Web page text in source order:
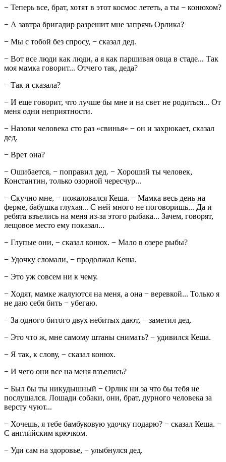
− Теперь все, брат, хотят в этот космос лететь, а ты − конюхом?
− А завтра бригадир разрешит мне запрячь Орлика?
− Мы с тобой без спросу, − сказал дед.
− Вот все люди как люди, а я как паршивая овца в стаде... Так
моя мамка говорит... Отчего так, деда?
− Так и сказала?
− И еще говорит, что лучше бы мне и на свет не родиться... От
меня одни неприятности.
− Назови человека сто раз «свинья» − он и захрюкает, сказал
дед.
− Врет она?
− Ошибается, − поправил дед. − Хороший ты человек,
Константин, только озорной чересчур...
− Скучно мне, − пожаловался Кеша. − Мамка весь день на
ферме, бабушка глухая... С ней много не поговоришь... Да и
ребята взъелись на меня из-за этого рыбака... Зачем, говорят,
лещовое место ему показал...
− Глупые они, − сказал конюх. − Мало в озере рыбы?
− Удочку сломали, − продолжал Кеша.
− Это уж совсем ни к чему.
− Ходят, мамке жалуются на меня, а она − веревкой... Только я
не даю себя бить − убегаю.
− За одного битого двух небитых дают, − заметил дед.
− Это что ж, мне самому штаны снимать? − удивился Кеша.
− Я так, к слову, − сказал конюх.
− И чего они все на меня взъелись?
− Был бы ты никудышный − Орлик ни за что бы тебя не
послушался. Лошади собаки, они, брат, дурного человека за
версту чуют...
− Хочешь, я тебе бамбуковую удочку подарю? − сказал Кеша. −
С английским крючком.
− Уди сам на здоровье, − улыбнулся дед.